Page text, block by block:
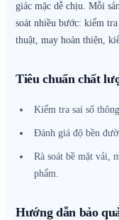
giác mặc dễ chịu. Mỗi
soát nhiều bước: kiểm
thuật, may hoàn thiện,
Tiêu chuẩn chất
Kiểm tra sai số
Đánh giá độ bền
Rà soát bề mặt vải,
phẩm.
Hướng dẫn bảo